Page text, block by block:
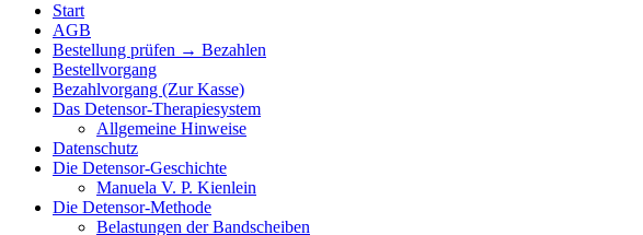
Start
AGB
Bestellung prüfen → Bezahlen
Bestellvorgang
Bezahlvorgang (Zur Kasse)
Das Detensor-Therapiesystem
Allgemeine Hinweise
Datenschutz
Die Detensor-Geschichte
Manuela V. P. Kienlein
Die Detensor-Methode
Belastungen der Bandscheiben